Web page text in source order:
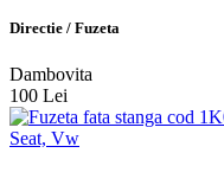
Directie / Fuzeta
Dambovita
100 Lei